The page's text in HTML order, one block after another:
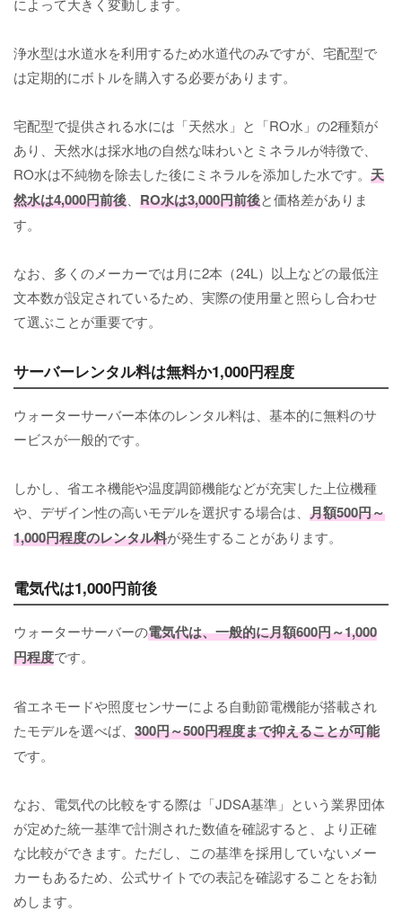
によって大きく変動します。
浄水型は水道水を利用するため水道代のみですが、宅配型で
は定期的にボトルを購入する必要があります。
宅配型で提供される水には「天然水」と「RO水」の2種類が
あり、天然水は採水地の自然な味わいとミネラルが特徴で、
RO水は不純物を除去した後にミネラルを添加した水です。 天
然水は4,000円前後
RO水は3,000円前後と価格差がありま
す。
なお、多くのメーカーでは月に2本（24L）以上などの最低注
文本数が設定されているため、実際の使用量と照らし合わせ
て選ぶことが重要です。
サーバーレンタル料は無料か1,000円程度
ウォーターサーバー本体のレンタル料は、基本的に無料のサ
ービスが一般的です。
しかし、省エネ機能や温度調節機能などが充実した上位機種
や、デザイン性の高いモデルを選択する場合は、 月額500円～
1,000円程度のレンタル料が発生することがあります。
電気代は1,000円前後
ウォーターサーバーの電気代は、一般的に月額600円～1,000
円程度です。
省エネモードや照度センサーによる自動節電機能が搭載され
たモデルを選べば、 300円～500円程度まで抑えることが可能
です。
なお、電気代の比較をする際は「JDSA基準」という業界団体
が定めた統一基準で計測された数値を確認すると、より正確
な比較ができます。ただし、この基準を採用していないメー
カーもあるため、公式サイトでの表記を確認することをお勧
めします。